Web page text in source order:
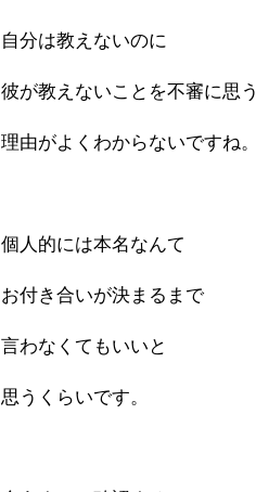
自分は教えないのに
彼が教えないことを不審に思う
理由がよくわからないですね。
個人的には本名なんて
お付き合いが決まるまで
言わなくてもいいと
思うくらいです。